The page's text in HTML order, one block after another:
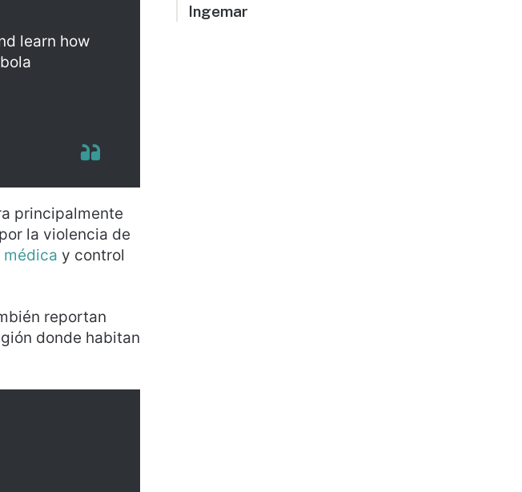
learn how
principalmente
la violencia de
médica y control
reportan
donde habitan
Ingemar